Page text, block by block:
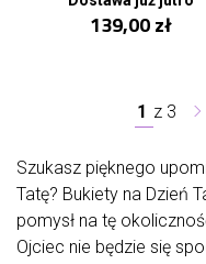
139,00 zł
1 z 3
Szukasz pięknego
Tatę? Bukiety na Dzień
pomysł na tę
Ojciec nie będzie się